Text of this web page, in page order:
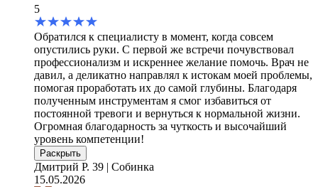
5
Обратился к специалисту в момент, когда совсем
опустились руки. С первой же встречи почувствовал
профессионализм и искреннее желание помочь. Врач не
давил, а деликатно направлял к истокам моей проблемы,
помогая проработать их до самой глубины. Благодаря
полученным инструментам я смог избавиться от
постоянной тревоги и вернуться к нормальной жизни.
Огромная благодарность за чуткость и высочайший
уровень компетенции!
Раскрыть
Дмитрий Р. 39 | Собинка
15.05.2026